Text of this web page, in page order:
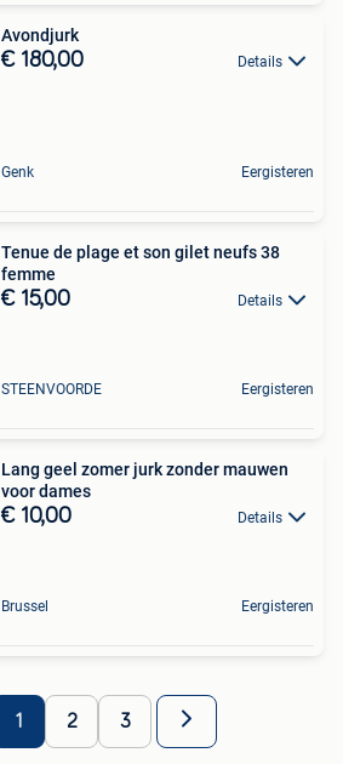
Avondjurk
€ 180,00 Details
Genk Eergisteren
Tenue de plage et son gilet neufs 38
femme
€ 15,00 Details
STEENVOORDE Eergisteren
Lang geel zomer jurk zonder mauwen
voor dames
€ 10,00 Details
Brussel Eergisteren
1 2 3